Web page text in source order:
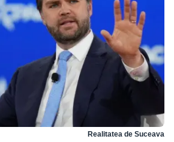
Realitatea de Suceava